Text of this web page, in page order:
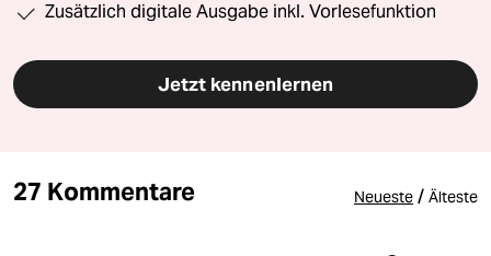
Zusätzlich digitale Ausgabe inkl. Vorlesefunktion
Jetzt kennenlernen
27 Kommentare Neueste / Älteste